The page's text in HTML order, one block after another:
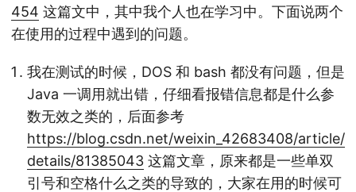
454 这篇文中，其中我个人也在学习中。下面说两个
在使用的过程中遇到的问题。
我在测试的时候，DOS 和 bash 都没有问题，但是
Java 一调用就出错，仔细看报错信息都是什么参
数无效之类的，后面参考
https://blog.csdn.net/weixin_42683408/article/
details/81385043 这篇文章，原来都是一些单双
引号和空格什么之类的导致的，大家在用的时候可